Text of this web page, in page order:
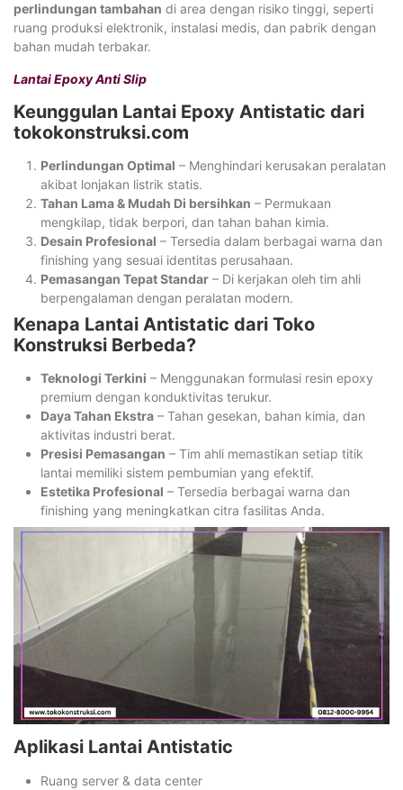
perlindungan tambahan di area dengan risiko tinggi, seperti
ruang produksi elektronik, instalasi medis, dan pabrik dengan
bahan mudah terbakar.
Lantai Epoxy Anti Slip
Keunggulan Lantai Epoxy Antistatic dari
tokokonstruksi.com
Perlindungan Optimal – Menghindari kerusakan peralatan
akibat lonjakan listrik statis.
Tahan Lama & Mudah Di bersihkan – Permukaan
mengkilap, tidak berpori, dan tahan bahan kimia.
Desain Profesional – Tersedia dalam berbagai warna dan
finishing yang sesuai identitas perusahaan.
Pemasangan Tepat Standar – Di kerjakan oleh tim ahli
berpengalaman dengan peralatan modern.
Kenapa Lantai Antistatic dari Toko
Konstruksi Berbeda?
Teknologi Terkini – Menggunakan formulasi resin epoxy
premium dengan konduktivitas terukur.
Daya Tahan Ekstra – Tahan gesekan, bahan kimia, dan
aktivitas industri berat.
Presisi Pemasangan – Tim ahli memastikan setiap titik
lantai memiliki sistem pembumian yang efektif.
Estetika Profesional – Tersedia berbagai warna dan
finishing yang meningkatkan citra fasilitas Anda.
Aplikasi Lantai Antistatic
Ruang server & data center